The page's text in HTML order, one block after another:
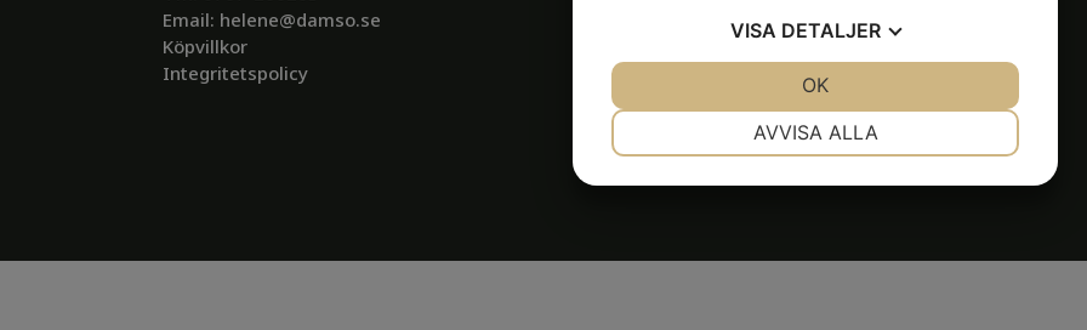
Email: helene@damso.se
Köpvillkor
Integritetspolicy
Prenumerera på Nyhetsbrev
Facebook
Instagram
VISA DETALJER
AVVISA ALLA
OK